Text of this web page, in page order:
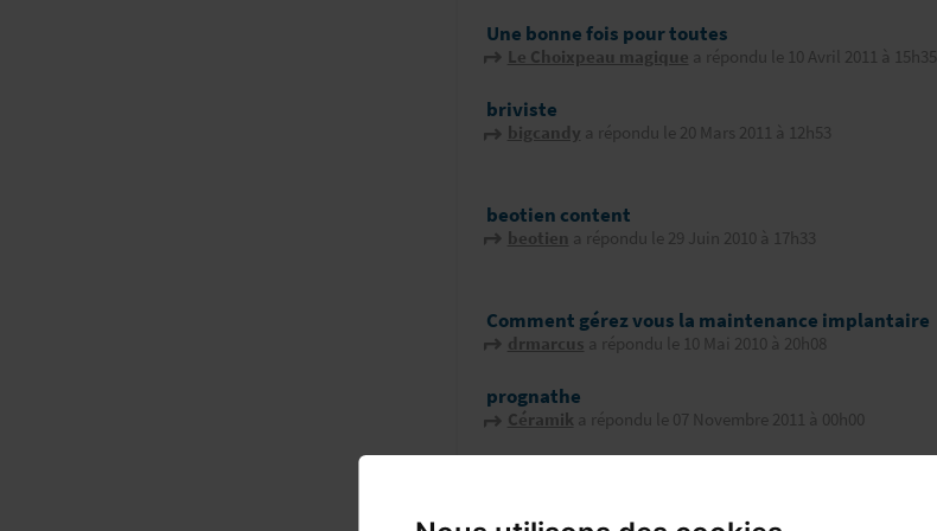
Une bonne fois pour toutes
Le Choixpeau magique a répondu le 10 Avril 2011 à 15h35
briviste
bigcandy a répondu le 20 Mars 2011 à 12h53
beotien content
beotien a répondu le 29 Juin 2010 à 17h33
Comment gérez vous la maintenance implantaire
drmarcus a répondu le 10 Mai 2010 à 20h08
prognathe
Céramik a répondu le 07 Novembre 2011 à 00h00